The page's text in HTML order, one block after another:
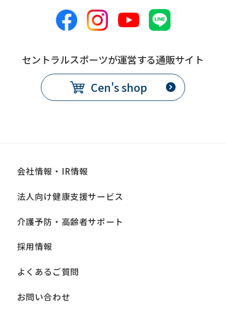
service.
セントラルスポーツが運営する通販サイト
Cen's shop
会社情報・IR情報
法人向け健康支援サービス
介護予防・高齢者サポート
採用情報
よくあるご質問
お問い合わせ